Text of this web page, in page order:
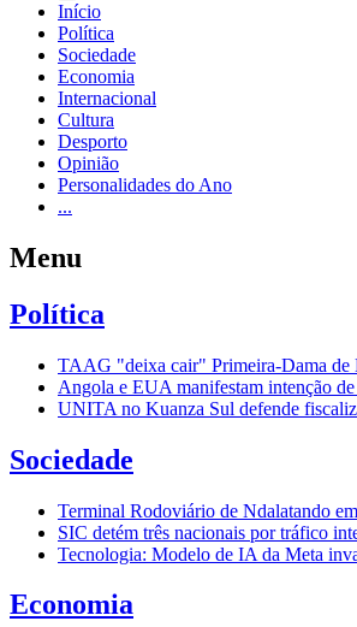
Início
Política
Sociedade
Economia
Internacional
Cultura
Desporto
Opinião
Personalidades do Ano
...
Menu
Política
TAAG "deixa cair" Primeira-Dama de
Angola e EUA manifestam intenção
UNITA no Kuanza Sul defende
Sociedade
Terminal Rodoviário de Ndalatando
SIC detém três nacionais por tráfico
Tecnologia: Modelo de IA da Meta
Economia